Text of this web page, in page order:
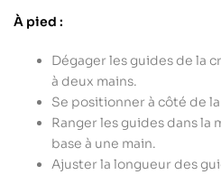
À pied :
Dégager les guides de la
à deux mains.
Se positionner à côté de
Ranger les guides dans la
base à une main.
Ajuster la longueur des